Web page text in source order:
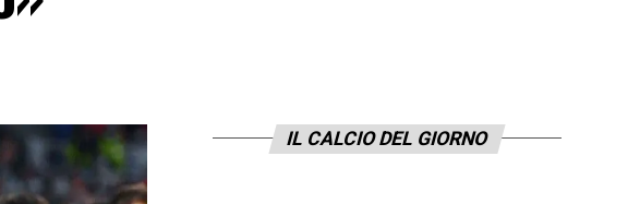
IL CALCIO DEL GIORNO